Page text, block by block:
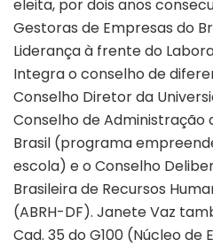
eleita, por dois anos
Gestoras de Empresas do
Liderança à frente do
Integra o conselho de
Conselho Diretor da
Conselho de Administração
Brasil (programa
escola) e o Conselho
Brasileira de Recursos
(ABRH-DF). Janete Vaz
Cad. 35 do G100 (Núcleo de